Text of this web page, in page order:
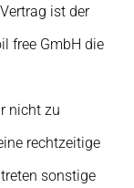
ist der
free GmbH die
nicht zu
rechtzeitige
sonstige